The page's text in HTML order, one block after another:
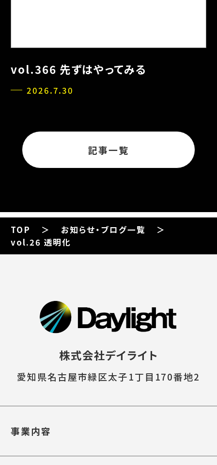
vol.366 先ずはやってみる
2026.7.30
記事一覧
TOP
お知らせ・ブログ一覧
vol.26 透明化
株式会社デイライト
愛知県名古屋市緑区太子1丁目170番地2
事業内容